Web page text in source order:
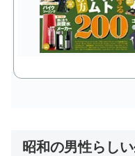
昭和の男性らし